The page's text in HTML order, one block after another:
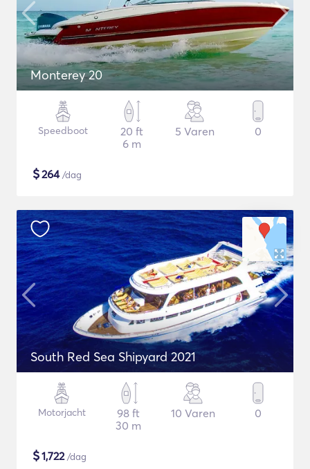
Monterey 20
Speedboot
20 ft
6 m
5 Varen 0
$264/dag
South Red Sea Shipyard 2021
Motorjacht
98 ft
30 m
10 Varen 0
$1,722/dag